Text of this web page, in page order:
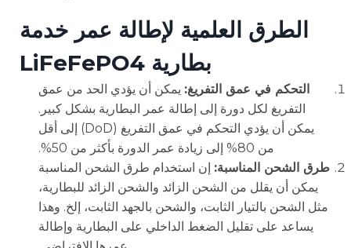
الطرق العلمية لإطالة عمر خدمة
بطارية LiFeFePO4
التحكم في عمق التفريغ: يمكن أن يؤدي الحد من عمق
التفريغ لكل دورة إلى إطالة عمر البطارية بشكل كبير.
يمكن أن يؤدي التحكم في عمق التفريغ (DoD) إلى أقل
من 80% إلى زيادة عمر الدورة بأكثر من 50%.
طرق الشحن المناسبة: إن استخدام طرق الشحن المناسبة
يمكن أن يقلل من الشحن الزائد والشحن الزائد للبطارية،
مثل الشحن بالتيار الثابت، والشحن بالجهد الثابت، إلخ. وهذا
يساعد على تقليل الضغط الداخلي على البطارية وإطالة